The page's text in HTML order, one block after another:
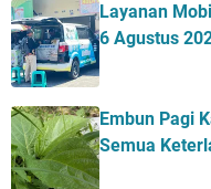
Layanan
6 Agustus
Embun Pagi
Semua